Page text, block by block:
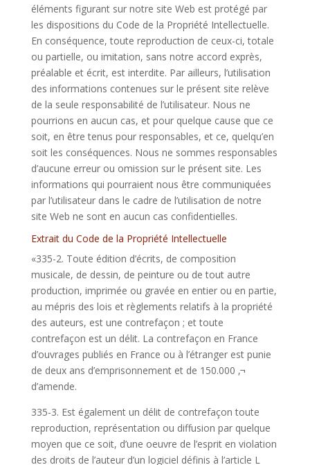
éléments figurant sur notre site Web est protégé par
les dispositions du Code de la Propriété Intellectuelle.
En conséquence, toute reproduction de ceux-ci, totale
ou partielle, ou imitation, sans notre accord exprès,
préalable et écrit, est interdite. Par ailleurs, l’utilisation
des informations contenues sur le présent site relève
de la seule responsabilité de l’utilisateur. Nous ne
pourrions en aucun cas, et pour quelque cause que ce
soit, en être tenus pour responsables, et ce, quelqu’en
soit les conséquences. Nous ne sommes responsables
d’aucune erreur ou omission sur le présent site. Les
informations qui pourraient nous être communiquées
par l’utilisateur dans le cadre de l’utilisation de notre
site Web ne sont en aucun cas confidentielles.
Extrait du Code de la Propriété Intellectuelle
«335-2. Toute édition d’écrits, de composition
musicale, de dessin, de peinture ou de tout autre
production, imprimée ou gravée en entier ou en partie,
au mépris des lois et règlements relatifs à la propriété
des auteurs, est une contrefaçon ; et toute
contrefaçon est un délit. La contrefaçon en France
d’ouvrages publiés en France ou à l’étranger est punie
de deux ans d’emprisonnement et de 150.000 ‚¬
d’amende.
335-3. Est également un délit de contrefaçon toute
reproduction, représentation ou diffusion par quelque
moyen que ce soit, d’une oeuvre de l’esprit en violation
des droits de l’auteur d’un logiciel définis à l’article L